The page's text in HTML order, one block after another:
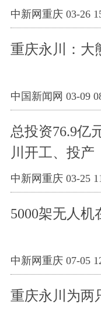
中新网重庆 03-26
重庆永川：大
中国新闻网 03-09
总投资76.9亿
川开工、投产
中新网重庆 03-25
5000架无人
中新网重庆 07-05
重庆永川为两